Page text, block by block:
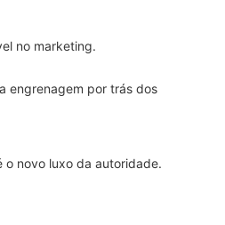
no marketing.
engrenagem por trás dos
o novo luxo da autoridade.